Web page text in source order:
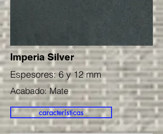
Imperia Silver
Espesores: 6 y 12 mm
Acabado: Mate
características